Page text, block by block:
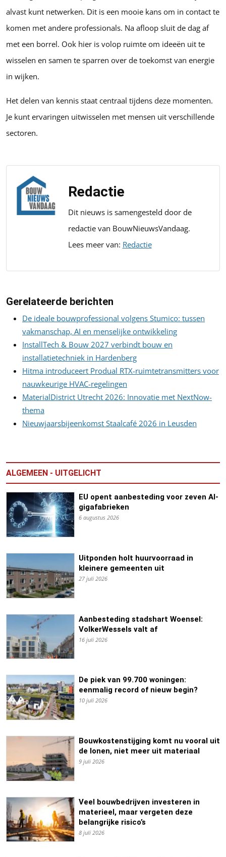
alvast kunt netwerken. Dit is een mooie kans om in contact te
komen met andere professionals. Na afloop sluit de dag af
met een borrel. Ook hier is volop ruimte om ideeën uit te
wisselen en samen te sparren over de toekomst van energie
in wijken.
Het delen van kennis staat centraal tijdens deze momenten.
Je kunt ervaringen uitwisselen met mensen uit verschillende
sectoren.
Redactie
Dit nieuws is samengesteld door de
redactie van BouwNieuwsVandaag.
Lees meer van: Redactie
Gerelateerde berichten
De ideale bouwprofessional volgens Stumico: tussen
vakmanschap, AI en menselijke ontwikkeling
InstallTech & Bouw 2027 verbindt bouw en
installatietechniek in Hardenberg
Hitma introduceert Produal RTX-ruimtetransmitters voor
nauwkeurige HVAC-regelingen
MaterialDistrict Utrecht 2026: Innovatie met NextNow-
thema
Nieuwjaarsbijeenkomst Staalcafé 2026 in Leusden
ALGEMEEN - UITGELICHT
EU opent aanbesteding voor zeven AI-
gigafabrieken
6 augustus 2026
Uitponden holt huurvoorraad in
kleinere gemeenten uit
27 juli 2026
Aanbesteding stadshart Woensel:
VolkerWessels valt af
16 juli 2026
De piek van 99.700 woningen:
eenmalig record of nieuw begin?
10 juli 2026
Bouwkostenstijging komt nu vooral uit
de lonen, niet meer uit materiaal
9 juli 2026
Veel bouwbedrijven investeren in
materieel, maar vergeten deze
belangrijke risico’s
8 juli 2026